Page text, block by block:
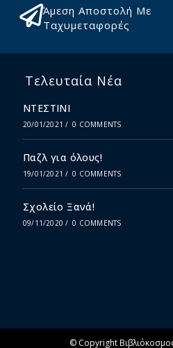
Άμεση Αποστολή Με
Ταχυμεταφορές
Τελευταία Νέα
ΝΤΕΣΤΙΝΙ
20/01/2021 / 0 COMMENTS
Παζλ για όλους!
19/01/2021 / 0 COMMENTS
Σχολείο Ξανά!
09/11/2020 / 0 COMMENTS
© Copyright